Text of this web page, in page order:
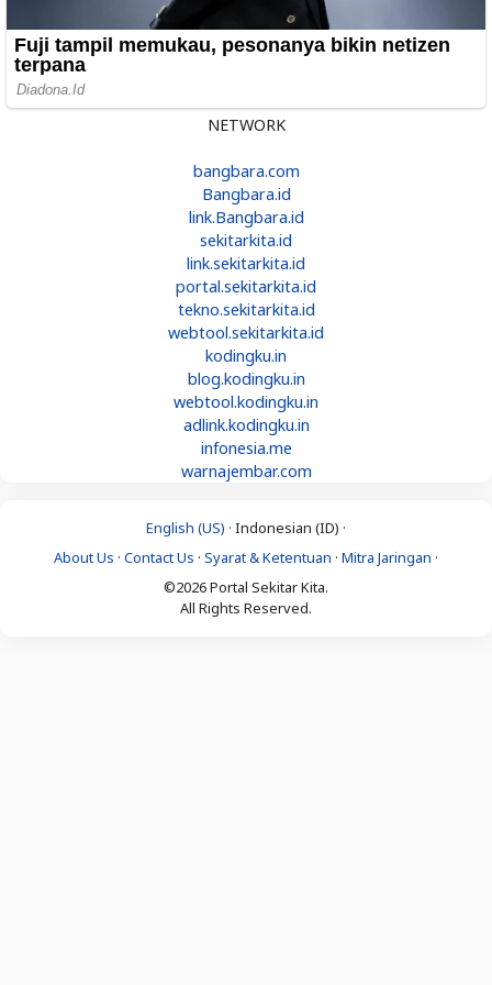
NETWORK
bangbara.com
Bangbara.id
link.Bangbara.id
sekitarkita.id
link.sekitarkita.id
portal.sekitarkita.id
tekno.sekitarkita.id
webtool.sekitarkita.id
kodingku.in
blog.kodingku.in
webtool.kodingku.in
adlink.kodingku.in
infonesia.me
warnajembar.com
English (US) · Indonesian (ID) ·
About Us · Contact Us · Syarat & Ketentuan · Mitra Jaringan ·
©2026 Portal Sekitar Kita.
All Rights Reserved.